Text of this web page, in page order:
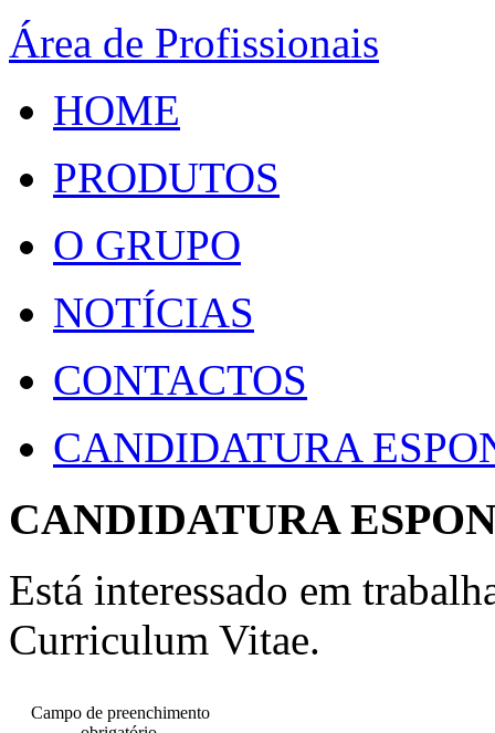
Área de Profissionais
HOME
PRODUTOS
O GRUPO
NOTÍCIAS
CONTACTOS
CANDIDATURA
CANDIDATURA
Está interessado em
Curriculum Vitae.
Campo de preenchimento